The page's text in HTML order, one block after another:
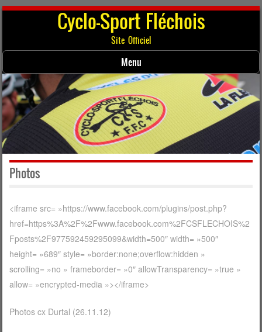
Cyclo-Sport Fléchois
Site Officiel
Menu
Skip to content
Photos
<iframe src= »https://www.facebook.com/plugins/post.php?
href=https%3A%2F%2Fwww.facebook.com%2FCSFLECHOIS%2
Fposts%2F977592459295099&width=500″ width= »500″
height= »689″ style= »border:none;overflow:hidden »
scrolling= »no » frameborder= »0″ allowTransparency= »true »
allow= »encrypted-media »></iframe>
Photos cx Durtal (26.11.12)